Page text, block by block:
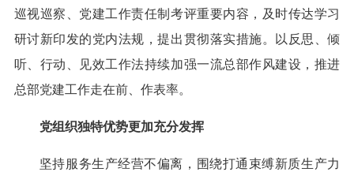
巡视巡察、党建工作责任制考评重要内容，及时传达学习
研讨新印发的党内法规，提出贯彻落实措施。以反思、倾
听、行动、见效工作法持续加强一流总部作风建设，推进
总部党建工作走在前、作表率。
党组织独特优势更加充分发挥
坚持服务生产经营不偏离，围绕打通束缚新质生产力